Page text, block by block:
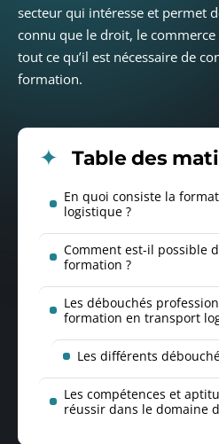
secteur qui intéresse et permet
connu que le droit, le
tout ce qu’il est nécessaire de
formation.
Table des
En quoi consiste la
logistique ?
Comment est-il possible
formation ?
Les débouchés
formation en transport
Les différents
Les compétences et
réussir dans le domaine